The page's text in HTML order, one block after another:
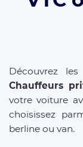
Découvrez
Chauffeurs
votre voiture
choisissez
berline ou van.